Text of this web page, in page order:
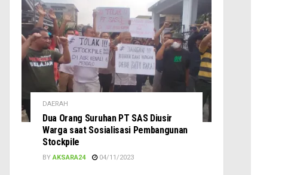
DAERAH
Dua Orang Suruhan PT SAS Diusir
Warga saat Sosialisasi Pembangunan
Stockpile
BY AKSARA24 04/11/2023